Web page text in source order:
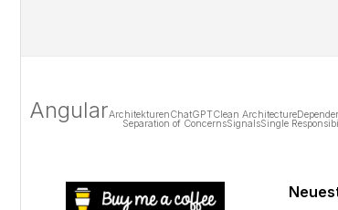
AngularArchitekturenChatGPTClean Architecture
Separation of ConcernsSignalsSingle